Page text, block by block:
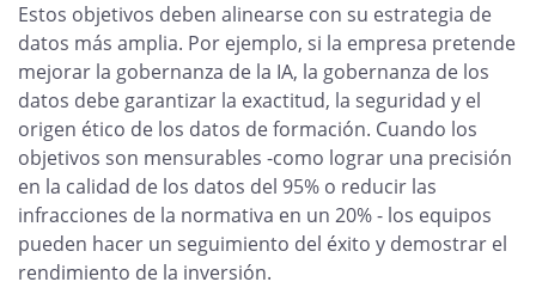
Estos objetivos deben alinearse con su estrategia de
datos más amplia. Por ejemplo, si la empresa pretende
mejorar la gobernanza de la IA, la gobernanza de los
datos debe garantizar la exactitud, la seguridad y el
origen ético de los datos de formación. Cuando los
objetivos son mensurables -como lograr una precisión
en la calidad de los datos del 95% o reducir las
infracciones de la normativa en un 20% - los equipos
pueden hacer un seguimiento del éxito y demostrar el
rendimiento de la inversión.